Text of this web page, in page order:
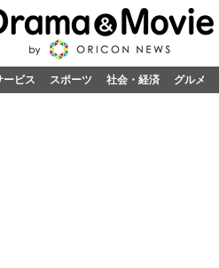
ービス スポーツ 社会・経済 グルメ